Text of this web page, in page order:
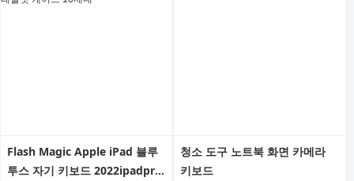
Flash Magic Apple iPad 블루
투스 자기 키보드 2022ipadpro
청소 도구 노트북 화면 카메라
키보드